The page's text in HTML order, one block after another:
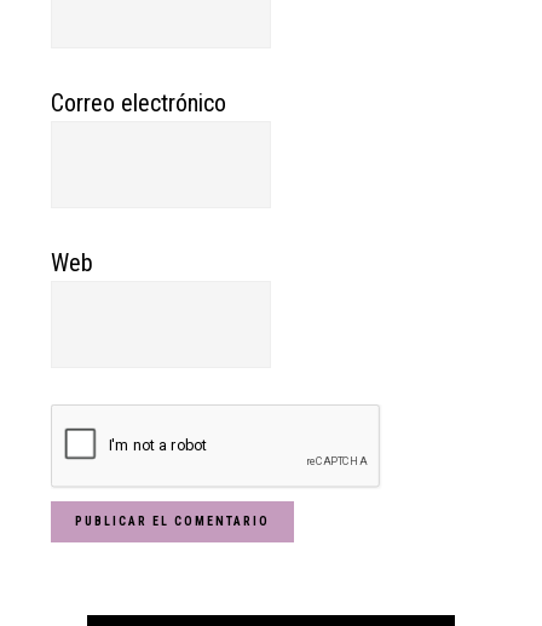
Correo electrónico
Web
Primary